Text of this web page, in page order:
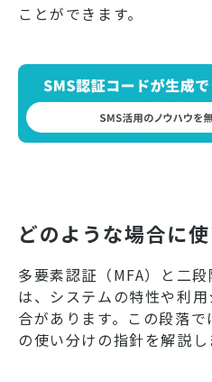
ことができます。
どのような場合に
多要素認証（MFA）と二
は、システムの特性や利
合があります。この段落
の使い分けの指針を解説し